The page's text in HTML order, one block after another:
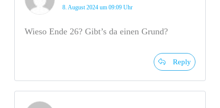
8. August 2024 um 09:09 Uhr
Wieso Ende 26? Gibt’s da einen Grund?
Reply